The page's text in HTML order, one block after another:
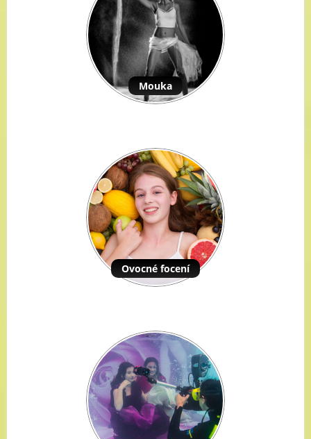
Mouka
Ovocné focení